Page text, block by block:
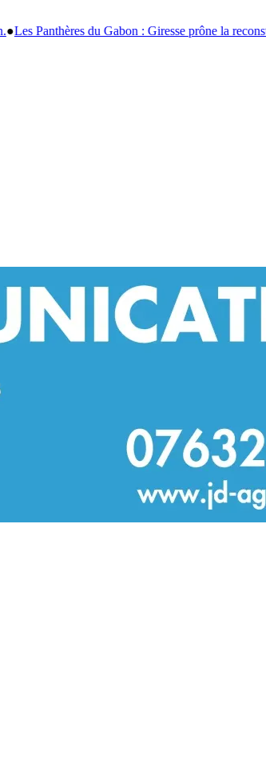
prône la reconstruction et la formation jusqu'en